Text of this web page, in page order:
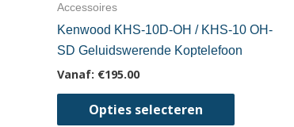
Accessoires
Kenwood KHS-10D-OH / KHS-10 OH-
SD Geluidswerende Koptelefoon
Vanaf: €195.00
Opties selecteren
Dit